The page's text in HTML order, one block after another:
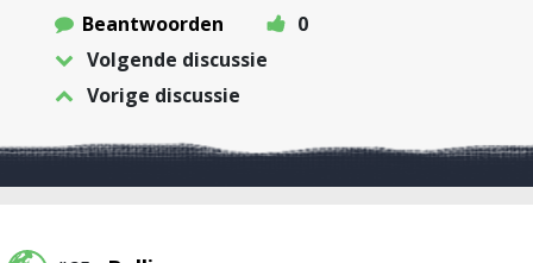
Beantwoorden
0
Volgende discussie
Vorige discussie